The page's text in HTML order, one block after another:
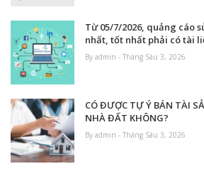
Từ 05/7/2026, quảng cáo
nhất, tốt nhất phải có tài
By admin - Tháng Sáu 3, 2026
CÓ ĐƯỢC TỰ Ý BÁN TÀI
NHÀ ĐẤT KHÔNG?
By admin - Tháng Sáu 3, 2026